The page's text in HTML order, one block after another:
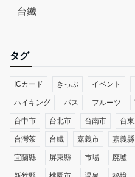
台鐵
タグ
ICカード きっぷ イベント
ハイキング バス フルーツ
台中市 台北市 台南市 台
台灣茶 台鐵 嘉義市 嘉義縣
宜蘭縣 屏東縣 市場 廃墟